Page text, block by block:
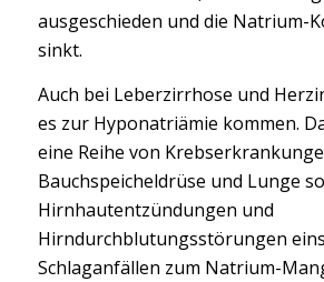
ausgeschieden und die Natrium-
sinkt.
Auch bei Leberzirrhose und
es zur Hyponatriämie kommen.
eine Reihe von
Bauchspeicheldrüse und Lunge
Hirnhautentzündungen und
Hirndurchblutungsstörungen
Schlaganfällen zum Natrium-